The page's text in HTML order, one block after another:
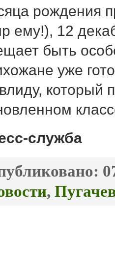
рождения
ему!), 12
быть
уже
который
служба
,